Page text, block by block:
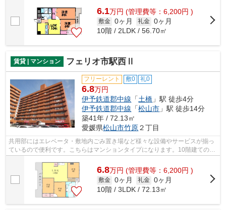
6.1万円 (管理費等：6,200円 )
敷金 0ヶ月 礼金 0ヶ月
10階 / 2LDK / 56.70㎡
賃貸 | マンション フェリオ市駅西Ⅱ
フリーレント 敷0 礼0
6.8万円
伊予鉄道郡中線 「土橋 」駅 徒歩4分
伊予鉄道郡中線 「松山市 」駅 徒歩14分
築41年 / 72.13㎡
愛媛県松山市竹原２丁目
共用部にはエレベータ・敷地内ごみ置き場など様々な設備やサービスが揃っ
ているので便利です。こちらはマンションタイプになります。10階建ての物
件となっています。お求めのエリアの...
6.8万円 (管理費等：6,200円 )
敷金 0ヶ月 礼金 0ヶ月
10階 / 3LDK / 72.13㎡